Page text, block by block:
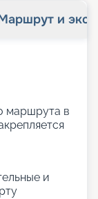
и
маршрута в
и